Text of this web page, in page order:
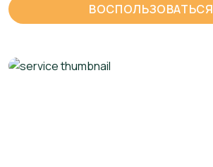
ВОСПОЛЬЗОВАТЬСЯ